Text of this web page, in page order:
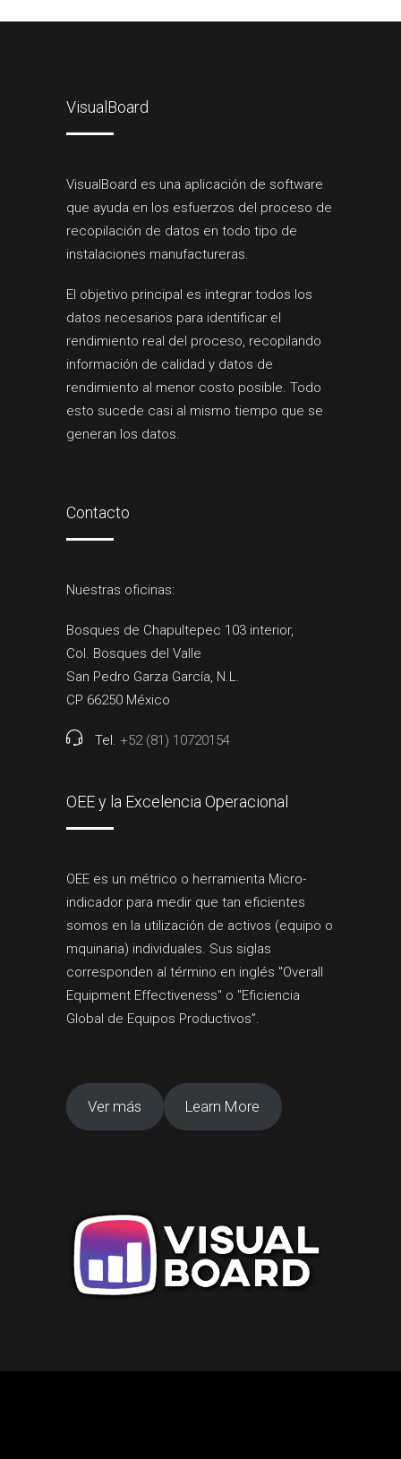
VisualBoard
VisualBoard es una aplicación de software
que ayuda en los esfuerzos del proceso de
recopilación de datos en todo tipo de
instalaciones manufactureras.
El objetivo principal es integrar todos los
datos necesarios para identificar el
rendimiento real del proceso, recopilando
información de calidad y datos de
rendimiento al menor costo posible. Todo
esto sucede casi al mismo tiempo que se
generan los datos.
Contacto
Nuestras oficinas:
Bosques de Chapultepec 103 interior,
Col. Bosques del Valle
San Pedro Garza García, N.L.
CP 66250 México
Tel. +52 (81) 10720154
OEE y la Excelencia Operacional
OEE es un métrico o herramienta Micro-
indicador para medir que tan eficientes
somos en la utilización de activos (equipo o
mquinaria) individuales. Sus siglas
corresponden al término en inglés "Overall
Equipment Effectiveness" o "Eficiencia
Global de Equipos Productivos”.
Ver más Learn More